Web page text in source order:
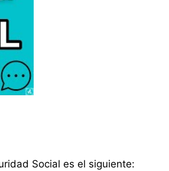
Social es el siguiente: